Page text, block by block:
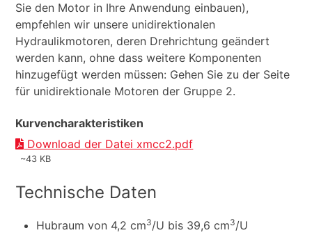
Sie den Motor in Ihre Anwendung einbauen),
empfehlen wir unsere unidirektionalen
Hydraulikmotoren, deren Drehrichtung geändert
werden kann, ohne dass weitere Komponenten
hinzugefügt werden müssen: Gehen Sie zu der Seite
für unidirektionale Motoren der Gruppe 2.
Kurvencharakteristiken
Download der Datei xmcc2.pdf
~43 KB
Technische Daten
Hubraum von 4,2 cm3/U bis 39,6 cm3/U